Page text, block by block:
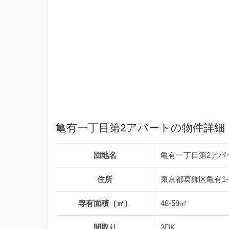
亀有一丁目第2アパートの物件詳細
団地名 亀有一丁目第2アパ
住所 東京都葛飾区亀有
専有面積（㎡） 48-59㎡
間取り 3DK